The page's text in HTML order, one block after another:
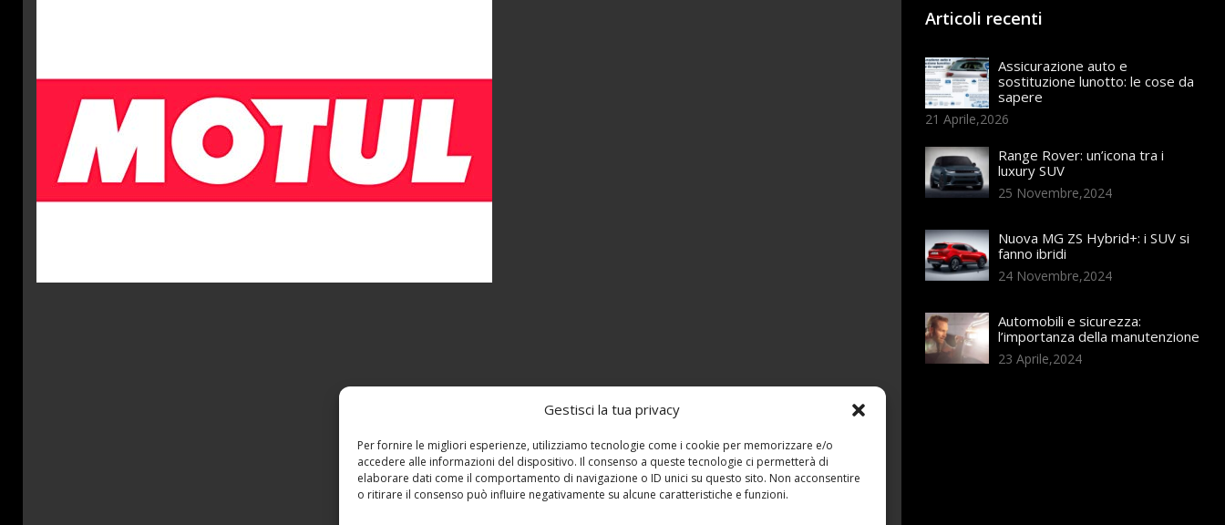
Gestisci la tua privacy
Per fornire le migliori esperienze, utilizziamo tecnologie come i cookie per memorizzare e/o
accedere alle informazioni del dispositivo. Il consenso a queste tecnologie ci permetterà di
elaborare dati come il comportamento di navigazione o ID unici su questo sito. Non acconsentire
o ritirare il consenso può influire negativamente su alcune caratteristiche e funzioni.
Articoli recenti
Assicurazione auto e
sostituzione lunotto: le cose da
sapere
21 Aprile,2026
Range Rover: un’icona tra i
luxury SUV
25 Novembre,2024
Nuova MG ZS Hybrid+: i SUV si
fanno ibridi
24 Novembre,2024
Automobili e sicurezza:
l’importanza della manutenzione
23 Aprile,2024